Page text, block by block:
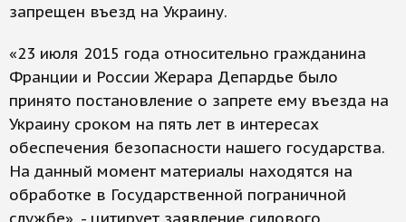
запрещен въезд на Украину.
«23 июля 2015 года относительно гражданина
Франции и России Жерара Депардье было
принято постановление о запрете ему въезда на
Украину сроком на пять лет в интересах
обеспечения безопасности нашего государства.
На данный момент материалы находятся на
обработке в Государственной пограничной